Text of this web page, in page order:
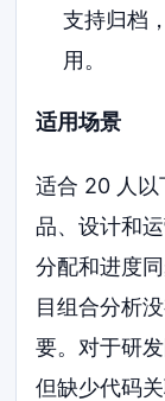
支持归档
用。
适用场景
适合 20 人以
品、设计和
分配和进度
目组合分析
要。对于研
但缺少代码